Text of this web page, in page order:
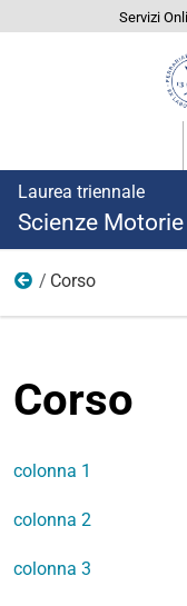
Servizi
Laurea triennale
Scienze
menu
Corso
Corso
colonna 1
colonna 2
colonna 3